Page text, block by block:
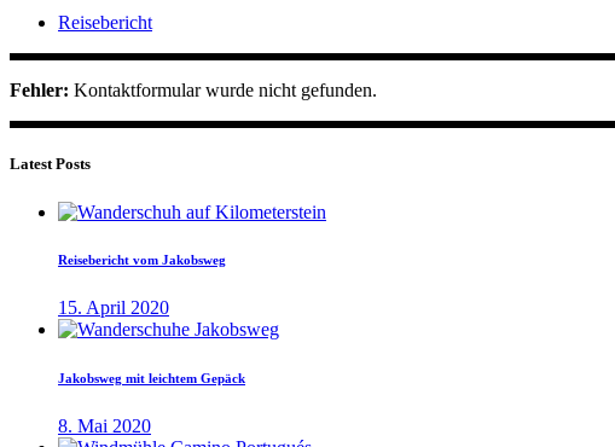
Reisebericht
Fehler: Kontaktformular wurde nicht gefunden.
Latest Posts
Reisebericht vom Jakobsweg
15. April 2020
Jakobsweg mit leichtem Gepäck
8. Mai 2020